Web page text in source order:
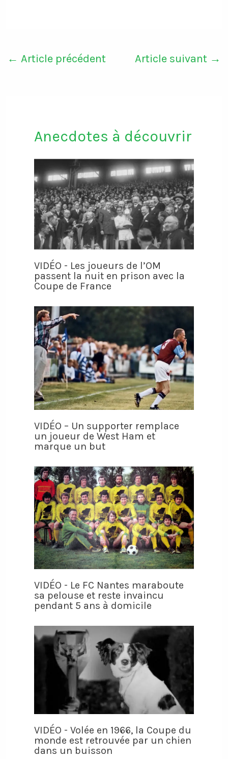
← Article précédent Article suivant →
Anecdotes à découvrir
VIDÉO - Les joueurs de l’OM
passent la nuit en prison avec la
Coupe de France
VIDÉO – Un supporter remplace
un joueur de West Ham et
marque un but
VIDÉO - Le FC Nantes maraboute
sa pelouse et reste invaincu
pendant 5 ans à domicile
VIDÉO - Volée en 1966, la Coupe du
monde est retrouvée par un chien
dans un buisson